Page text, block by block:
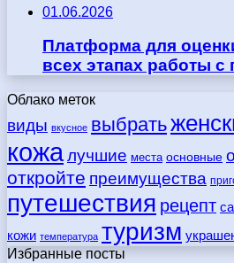
01.06.2026
Платформа для
всех этапах работы с
Облако меток
виды вкусное выбрать
кожалучшие места основные
откройте преимущества
путешествия рецепт
кожи температура туризм
Избранные посты